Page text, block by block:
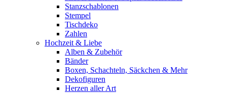
Stanzschablonen
Stempel
Tischdeko
Zahlen
Hochzeit & Liebe
Alben & Zubehör
Bänder
Boxen, Schachteln, Säckchen & Mehr
Dekofiguren
Herzen aller Art